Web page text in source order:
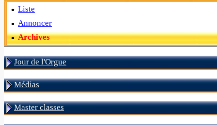
Liste
Annoncer
Archives
Jour de l'Orgue
Médias
Master classes